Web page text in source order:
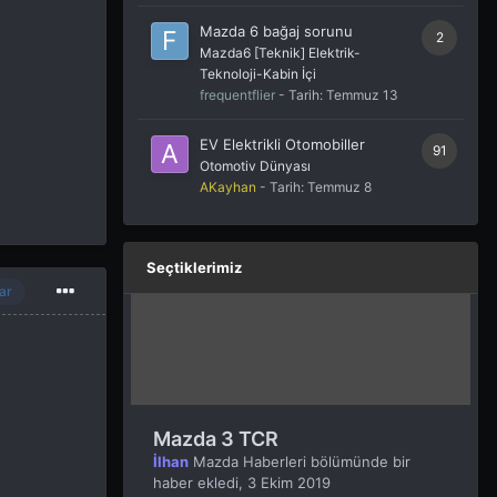
2
Mazda 6 bağaj sorunu
Mazda6 [Teknik] Elektrik-
Teknoloji-Kabin İçi
frequentflier - Tarih: Temmuz 13
91
EV Elektrikli Otomobiller
Otomotiv Dünyası
AKayhan - Tarih: Temmuz 8
Seçtiklerimiz
Mazda 3 TCR
İlhan Mazda Haberleri bölümünde bir
haber ekledi, 3 Ekim 2019